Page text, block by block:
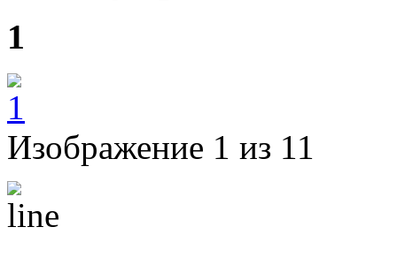
1
Изображение 1 из 11